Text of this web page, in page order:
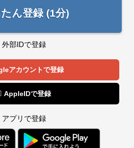
ん登録 (1分)
外部IDで登録
アカウントで登録
AppleIDで登録
アプリで登録